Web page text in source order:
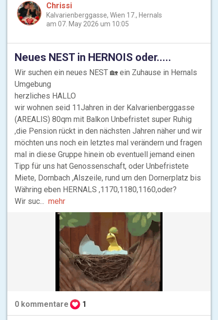
Chrissi
Kalvarienberggasse, Wien 17., Hernals
am 07. May 2026 um 10:05
Neues NEST in HERNOIS oder.....
Wir suchen ein neues NEST 🏡 ein Zuhause in Hernals
Umgebung
herzliches HALLO
wir wohnen seid 11Jahren in der Kalvarienberggasse
(AREALIS) 80qm mit Balkon Unbefristet super Ruhig
,die Pension rückt in den nächsten Jahren näher und wir
möchten uns noch ein letztes mal verändern und fragen
mal in diese Gruppe hinein ob eventuell jemand einen
Tipp für uns hat Genossenschaft, oder Unbefristete
Miete, Dornbach ,Alszeile, rund um den Dornerplatz bis
Währing eben HERNALS ,1170,1180,1160,oder?
Wir suc... mehr
0 kommentare 1